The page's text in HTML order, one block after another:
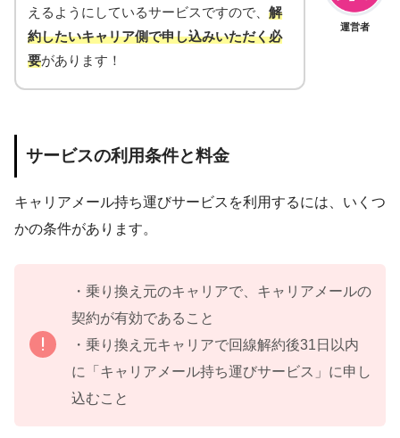
運営者
えるようにしているサービスですので、 解
約したいキャリア側で申し込みいただく必
要があります！
サービスの利用条件と料金
キャリアメール持ち運びサービスを利用するには、いくつ
かの条件があります。
・乗り換え元のキャリアで、キャリアメールの
契約が有効であること
・乗り換え元キャリアで回線解約後31日以内
に「キャリアメール持ち運びサービス」に申し
込むこと